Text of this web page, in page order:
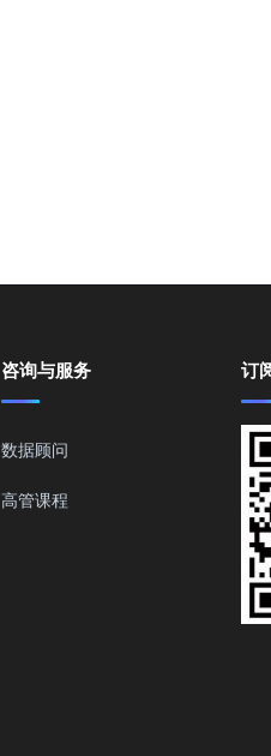
咨询与服务
数据顾问
高管课程
订